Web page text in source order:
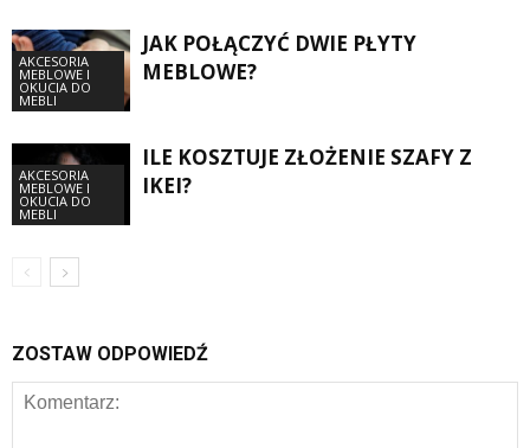
AKCESORIA
MEBLOWE I
OKUCIA DO
MEBLI
JAK POŁĄCZYĆ DWIE PŁYTY
MEBLOWE?
AKCESORIA
MEBLOWE I
OKUCIA DO
MEBLI
ILE KOSZTUJE ZŁOŻENIE SZAFY Z
IKEI?
ZOSTAW ODPOWIEDŹ